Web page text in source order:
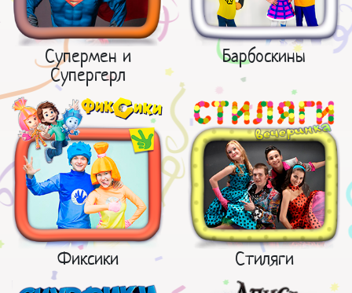
Супермен и
Супергерл
Барбоскины
Фиксики Стиляги